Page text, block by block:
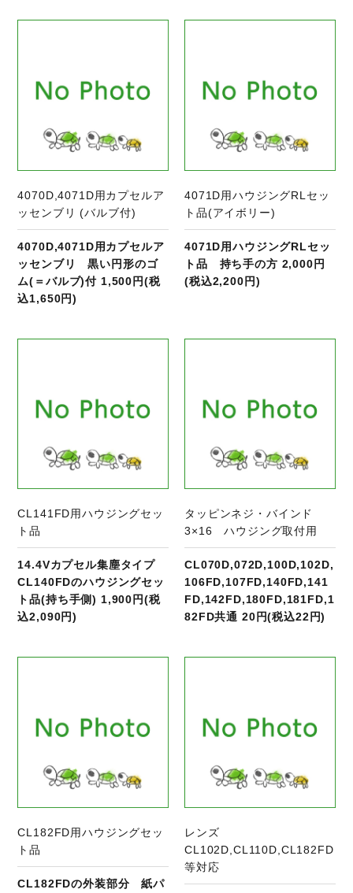
4070D,4071D用カプセルア
ッセンブリ (バルブ付)
4070D,4071D用カプセルア
ッセンブリ 黒い円形のゴ
ム(＝バルブ)付 1,500円(税
込1,650円)
4071D用ハウジングRLセッ
ト品(アイボリー)
4071D用ハウジングRLセッ
ト品 持ち手の方 2,000円
(税込2,200円)
CL141FD用ハウジングセッ
ト品
14.4Vカプセル集塵タイプ
CL140FDのハウジングセッ
ト品(持ち手側) 1,900円(税
込2,090円)
タッピンネジ・バインド
3×16 ハウジング取付用
CL070D,072D,100D,102D,
106FD,107FD,140FD,141
FD,142FD,180FD,181FD,1
82FD共通 20円(税込22円)
CL182FD用ハウジングセッ
ト品
CL182FDの外装部分 紙パ
レンズ
CL102D,CL110D,CL182FD
等対応